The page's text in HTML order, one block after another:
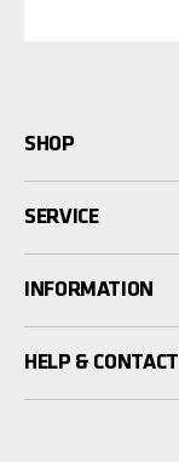
SHOP
SERVICE
INFORMATION
HELP & CONTACT